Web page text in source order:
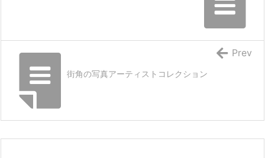
街角の写真アーティストコレクション
Prev